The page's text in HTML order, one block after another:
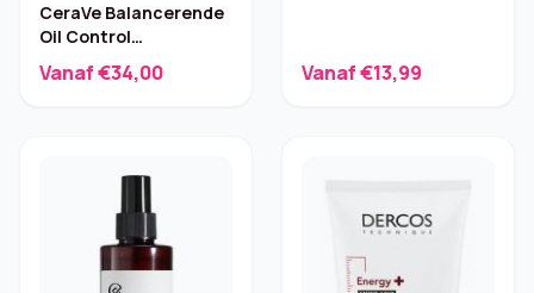
CeraVe Balancerende
Oil Control
Conditioner – 266 ml
Vanaf €34,00 Vanaf €13,99